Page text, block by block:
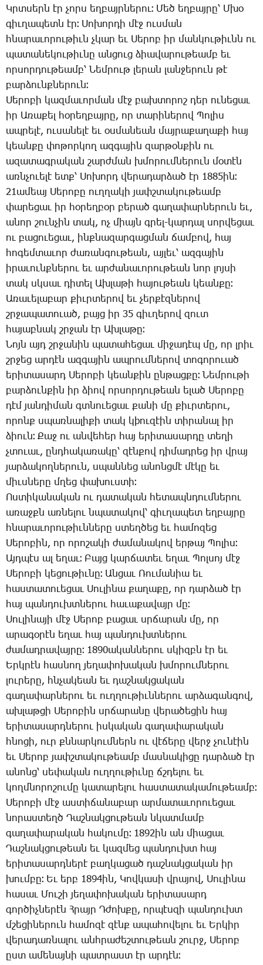
Կրտ­սերն էր չորս եղ­բայր­նե­րու։ ­Մեծ եղ­բայ­րը՝ Մ­խօ
գիւ­ղա­պետն էր։ ­Սո­խոր­դի մէջ ուս­ման
հնա­րա­ւո­րու­թիւն չկար եւ ­Սե­րոբ իր ման­կու­թիւնն ու
պա­տա­նե­կու­թիւ­նը ան­ցուց ձիա­վա­րու­թեամբ եւ
որ­սոր­դու­թեամբ՝ ­Նեմ­րութ լե­րան լան­ջե­րուն թէ
բար­ձունք­նե­րուն։
­Սե­րո­բի կազ­մա­ւոր­ման մէջ բախ­տո­րոշ դեր ու­նե­ցաւ
իր Ա­ռա­քել հօ­րեղ­բայ­րը, որ տա­րի­նե­րով ­Պո­լիս
ապ­րե­լէ, ու­սա­նե­լէ եւ օս­մա­նեան մայ­րա­քա­ղա­քի հայ
կեան­քը փո­թոր­կող ազ­գա­յին զար­թօն­քին ու
ա­զա­տագ­րա­կան շարժ­ման խմո­րում­նե­րուն մօ­տէն
առն­չո­ւե­լէ ետք՝ ­Սո­խորդ վե­րա­դար­ձած էր 1885ին։
21ա­մեայ ­Սե­րո­բը ուղ­ղա­կի յափշ­տա­կու­թեամբ
փա­րե­ցաւ իր հօ­րեղ­բօր բե­րած գա­ղա­փար­նե­րուն եւ,
ա­նոր շուն­չին տակ, ոչ միայն գրել-կար­դալ սոր­վե­ցաւ
ու բա­ցո­ւե­ցաւ, ինք­նա­զար­գաց­ման ճամ­բով, հայ
հո­գեմ­տա­ւոր ժա­ռան­գու­թեան, այ­լեւ՝ ազ­գա­յին
ի­րա­ւունք­նե­րու եւ ար­ժա­նա­ւո­րու­թեան նոր լոյ­սի
տակ սկսաւ դի­տել Ախ­լա­թի հա­յու­թեան կեան­քը։
Ա­ռա­ւե­լա­բար քիւր­տե­րով եւ չեր­քէզ­նե­րով
շրջա­պատուած, բայց իր 35 գիւ­ղե­րով զուտ
հա­յաբ­նակ շրջան էր Ախ­լա­թը։
­Նոյն այդ շրջա­նին պա­տա­հե­ցաւ մի­ջա­դէպ մը, որ լրիւ
շրջեց ար­դէն ազ­գա­յին ապ­րում­նե­րով տո­գո­րուած
ե­րի­տա­սարդ ­Սե­րո­բի կեան­քին ըն­թաց­քը։ ­Նեմ­րու­թի
բար­ձուն­քին իր ձիով որ­սոր­դու­թեան ե­լած ­Սե­րո­բը
դէմ յան­դի­ման գտնո­ւե­ցաւ քա­նի մը քիւր­տե­րու,
ո­րոնք սպառ­նա­լի­քի տակ կ­þու­զէին տի­րա­նալ իր
ձիուն։ ­Քաջ ու ան­վե­հեր հայ ե­րի­տա­սար­դը տե­ղի
չտո­ւաւ, ընդ­հա­կա­ռա­կը՝ զէն­քով դի­մադ­րեց իր վրայ
յար­ձա­կող­նե­րուն, սպան­նեց ա­նոնց­մէ մէ­կը եւ
միւս­նե­րը մղեց փա­խուս­տի։
Ոս­տի­կա­նա­կան ու դա­տա­կան հե­տապն­դում­նե­րու
ա­ռաջքն առ­նե­լու նպա­տա­կով՝ գիւ­ղա­պետ եղ­բայ­րը
հնա­րա­ւո­րու­թիւն­նե­րը ստեղ­ծեց եւ հա­մո­զեց
­Սե­րո­բին, որ ո­րո­շա­կի ժա­մա­նա­կով եր­թայ ­Պո­լիս։
Այդ­պէս ալ ե­ղաւ։ ­Բայց կար­ճա­տեւ ե­ղաւ ­Պոլ­սոյ մէջ
­Սե­րո­բի կե­ցու­թիւ­նը։ Ան­ցաւ ­Ռու­մա­նիա եւ
հաս­տա­տո­ւե­ցաւ ­Սու­լի­նա քա­ղա­քը, որ դար­ձած էր
հայ պան­դուխտ­նե­րու հա­ւա­քա­վայր մը։
­Սու­լի­նա­յի մէջ ­Սե­րոբ բա­ցաւ սրճա­րան մը, որ
ա­րա­գօ­րէն ե­ղաւ հայ պան­դուխտ­նե­րու
ժա­մադ­րա­վայ­րը։ 1890ա­կան­նե­րու սկիզբն էր եւ
Երկ­րէն հաս­նող յե­ղա­փո­խա­կան խմո­րում­նե­րու
լու­րե­րը, հնչա­կեան եւ դաշ­նակ­ցա­կան
գա­ղա­փար­նե­րու եւ ուղ­ղու­թիւն­նե­րու ար­ձա­գան­գով,
ախ­լաթ­ցի ­Սե­րո­բին սրճա­րա­նը վե­րա­ծե­ցին հայ
ե­րի­տա­սարդ­նե­րու իս­կա­կան գա­ղա­փա­րա­կան
հնո­ցի, ուր քննար­կում­ներն ու վէ­ճե­րը վերջ չու­նէին
եւ ­Սե­րոբ յափշ­տա­կու­թեամբ մաս­նա­կի­ցը դար­ձած էր
ա­նոնց՝ սե­փա­կան ուղ­ղու­թիւ­նը ճշդե­լու եւ
կողմ­նո­րո­շու­մը կա­տա­րե­լու հաս­տա­տա­կա­մու­թեամբ։
­Սե­րո­բի մէջ աս­տի­ճա­նա­բար ար­մա­տա­ւո­րո­ւե­ցաւ
նո­րաս­տեղծ ­Դաշ­նակ­ցու­թեան նկատ­մամբ
գա­ղա­փա­րա­կան հա­կու­մը։ 1892ին ան միա­ցաւ
­Դաշ­նակ­ցու­թեան եւ կազ­մեց պան­դուխտ հայ
ե­րի­տա­սարդ­նե­րէ բաղ­կա­ցած դաշ­նակ­ցա­կան իր
խում­բը։ Եւ երբ 1894ին, ­Կով­կա­սի վրա­յով, ­Սու­լի­նա
հա­սաւ ­Մու­շի յե­ղա­փո­խա­կան ե­րի­տա­սարդ
գոր­ծիչ­նե­րէն Հ­րայր Դ­ժոխ­քը, որ­պէս­զի պան­դուխտ
մշե­ցի­նե­րուն հա­մո­զէ զէնք ա­պա­հո­վե­լու եւ Եր­կիր
վե­րա­դառ­նա­լու անհ­րա­ժեշ­տու­թեան շուրջ, ­Սե­րոբ
ըստ ա­մե­նայ­նի պատ­րաստ էր ար­դէն։